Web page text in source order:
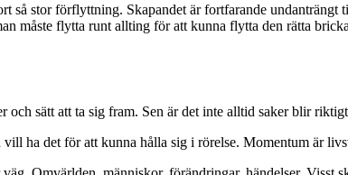
så stor förflyttning. Skapandet är fortfarande undanträngt
måste flytta runt allting för att kunna flytta den rätta
sätt att ta sig fram. Sen är det inte alltid saker blir
vill ha det för att kunna hålla sig i rörelse. Momentum är